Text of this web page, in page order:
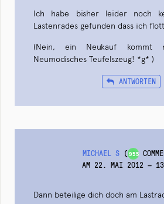
Ich habe bisher leider noch
Lastenrades gefunden dass ich
(Nein, ein Neukauf kommt
Neumodisches Teufelszeug! *g* )
ANTWORTEN
MICHAEL S ( 955
AM 22. MAI 2012 —
Dann beteilige dich doch am